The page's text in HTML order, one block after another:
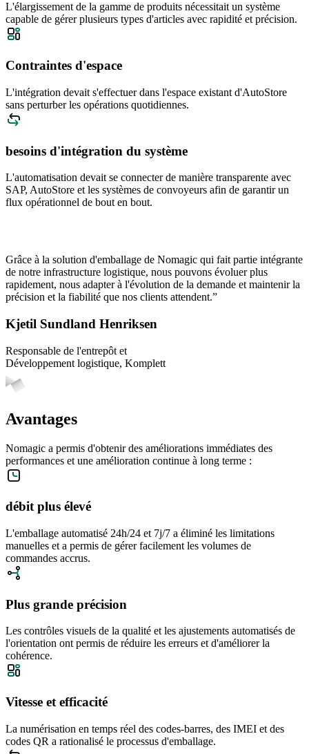
L'élargissement de la gamme de produits nécessitait un système
capable de gérer plusieurs types d'articles avec rapidité et précision.
Contraintes d'espace
L'intégration devait s'effectuer dans l'espace existant d'AutoStore
sans perturber les opérations quotidiennes.
besoins d'intégration du système
L'automatisation devait se connecter de manière transparente avec
SAP, AutoStore et les systèmes de convoyeurs afin de garantir un
flux opérationnel de bout en bout.
Grâce à la solution d'emballage de Nomagic qui fait partie intégrante
de notre infrastructure logistique, nous pouvons évoluer plus
rapidement, nous adapter à l'évolution de la demande et maintenir la
précision et la fiabilité que nos clients attendent.”
Kjetil Sundland Henriksen
Responsable de l'entrepôt et
Développement logistique, Komplett
Avantages
Nomagic a permis d'obtenir des améliorations immédiates des
performances et une amélioration continue à long terme :
débit plus élevé
L'emballage automatisé 24h/24 et 7j/7 a éliminé les limitations
manuelles et a permis de gérer facilement les volumes de
commandes accrus.
Plus grande précision
Les contrôles visuels de la qualité et les ajustements automatisés de
l'orientation ont permis de réduire les erreurs et d'améliorer la
cohérence.
Vitesse et efficacité
La numérisation en temps réel des codes-barres, des IMEI et des
codes QR a rationalisé le processus d'emballage.